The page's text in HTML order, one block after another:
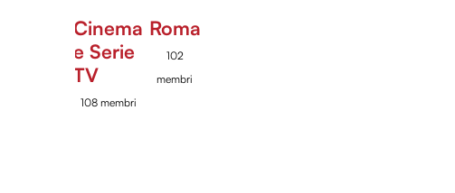
Cinema
e Serie
TV
108 membri
Roma
102
membri